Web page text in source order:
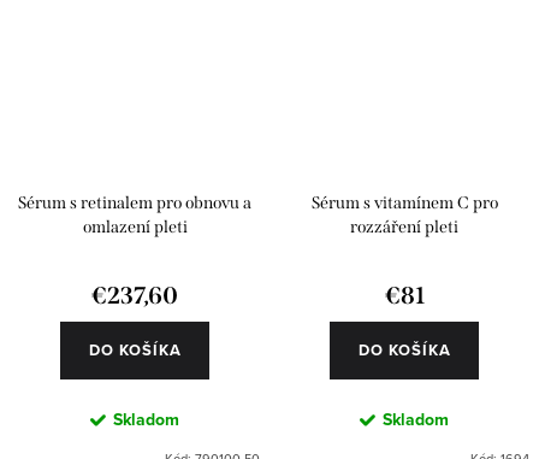
Sérum s retinalem pro obnovu a
omlazení pleti
€237,60
DO KOŠÍKA
Skladom
Sérum s vitamínem C pro
rozzáření pleti
€81
DO KOŠÍKA
Skladom